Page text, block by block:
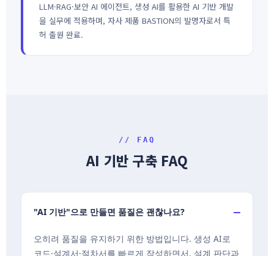
LLM·RAG·보안 AI 에이전트, 생성 AI를 활용한 AI 기반 개발
을 실무에 적용하며, 자사 제품 BASTION의 발명자로서 특
허 출원 완료.
// FAQ
AI 기반 구축 FAQ
"AI 기반"으로 만들면 품질은 괜찮나요?
오히려 품질을 유지하기 위한 방법입니다. 생성 AI로
코드·설계서·절차서를 빠르게 작성하면서, 설계 판단과